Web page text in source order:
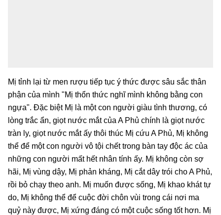
Mị tỉnh lại từ men rượu tiếp tục ý thức được sâu sắc thân
phận của mình "Mị thổn thức nghĩ mình không bằng con
ngựa". Đặc biệt Mị là một con người giàu tình thương, có
lòng trắc ẩn, giọt nước mắt của A Phủ chính là giọt nước
tràn ly, giọt nước mắt ấy thôi thúc Mị cứu A Phủ, Mị không
thể để một con người vô tội chết trong bàn tay độc ác của
những con người mất hết nhân tính ấy. Mị không còn sợ
hãi, Mị vùng dậy, Mị phản kháng, Mị cắt dây trói cho A Phủ,
rồi bỏ chạy theo anh. Mị muốn được sống, Mị khao khát tự
do, Mị không thể để cuộc đời chôn vùi trong cái nơi ma
quỷ này được, Mị xứng đáng có một cuộc sống tốt hơn. Mị